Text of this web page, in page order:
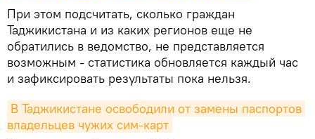
При этом подсчитать, сколько граждан
Таджикистана и из каких регионов еще не
обратились в ведомство, не представляется
возможным - статистика обновляется каждый час
и зафиксировать результаты пока нельзя.
В Таджикистане освободили от замены паспортов
владельцев чужих сим-карт